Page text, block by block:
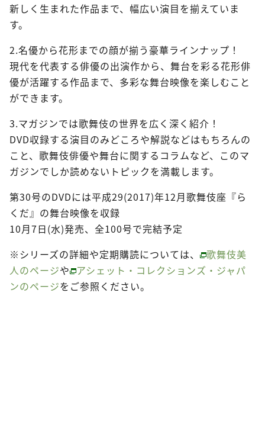
新しく生まれた作品まで、幅広い演目を揃えていま
す。
2.名優から花形までの顔が揃う豪華ラインナップ！
現代を代表する俳優の出演作から、舞台を彩る花形俳
優が活躍する作品まで、多彩な舞台映像を楽しむこと
ができます。
3.マガジンでは歌舞伎の世界を広く深く紹介！
DVD収録する演目のみどころや解説などはもちろんの
こと、歌舞伎俳優や舞台に関するコラムなど、このマ
ガジンでしか読めないトピックを満載します。
第30号のDVDには平成29(2017)年12月歌舞伎座『ら
くだ』の舞台映像を収録
10月7日(水)発売、全100号で完結予定
※シリーズの詳細や定期購読については、
歌舞伎美
人のページや
アシェット・コレクションズ・ジャパ
ンのページをご参照ください。